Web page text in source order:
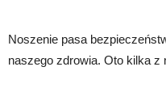
Noszenie pasa
naszego zdrowia. Oto kilka z